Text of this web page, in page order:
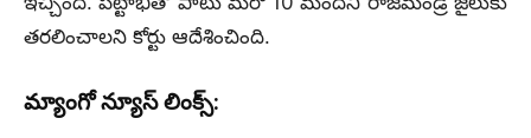
తరలించాలని కోర్టు ఆదేశించింది.
మ్యాంగో న్యూస్ లింక్స్: